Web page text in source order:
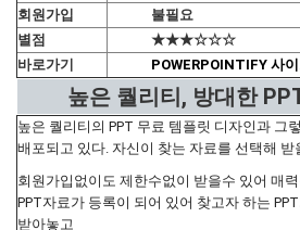
회원가입
불필요
별점
★★★☆☆☆
바로가기
POWERPOINTIFY 사
높은 퀄리티, 방대한
높은 퀄리티의 PPT 무료 템플릿 디자인과 그
배포되고 있다. 자신이 찾는 자료를 선택해 받
회원가입없이도 제한수없이 받을수 있어 매
PPT자료가 등록이 되어 있어 찾고자 하는
받아놓고